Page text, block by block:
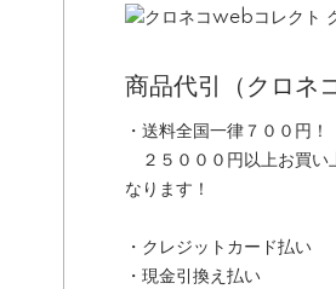
商品代引（クロネ
・送料全国一律７００円
２５０００円以上お買い
なります！
・クレジットカード払い
・現金引換え払い